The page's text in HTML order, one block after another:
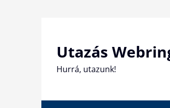
Utazás
Hurrá, utazunk!